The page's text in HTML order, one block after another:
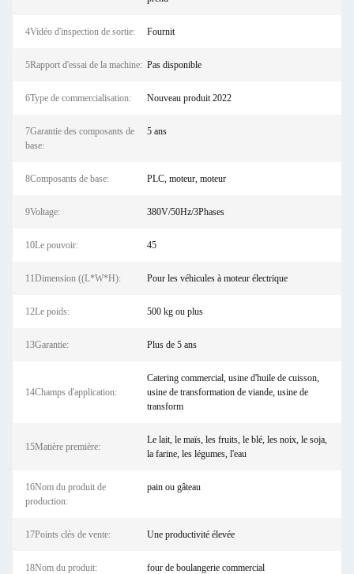
4Vidéo d'inspection de sortie: Fournit
5Rapport d'essai de la machine: Pas disponible
6Type de commercialisation: Nouveau produit 2022
7Garantie des composants de
base:
5 ans
8Composants de base: PLC, moteur, moteur
9Voltage: 380V/50Hz/3Phases
10Le pouvoir: 45
11Dimension ((L*W*H): Pour les véhicules à moteur électrique
12Le poids: 500 kg ou plus
13Garantie: Plus de 5 ans
14Champs d'application:
Catering commercial, usine d'huile de cuisson,
usine de transformation de viande, usine de
transform
15Matière première:
Le lait, le maïs, les fruits, le blé, les noix, le soja,
la farine, les légumes, l'eau
16Nom du produit de
production:
pain ou gâteau
17Points clés de vente: Une productivité élevée
18Nom du produit: four de boulangerie commercial